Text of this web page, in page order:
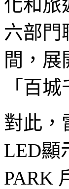
化和旅
六部門
間，
「百
對此，
LED顯
PARK